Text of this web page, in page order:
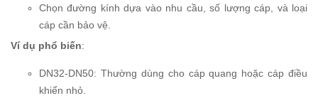
Chọn đường kính dựa vào nhu cầu, số lượng cáp, và loại
cáp cần bảo vệ.
Ví dụ phổ biến:
DN32-DN50: Thường dùng cho cáp quang hoặc cáp điều
khiển nhỏ.